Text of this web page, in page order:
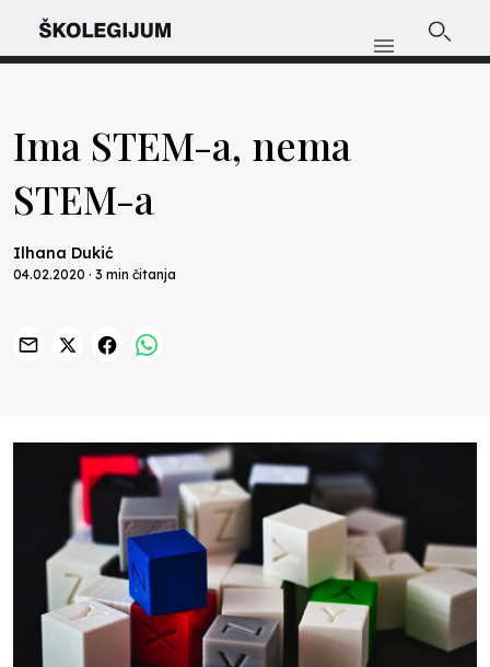
Ima STEM-a, nema
STEM-a
Ilhana Dukić
04.02.2020 · 3 min čitanja